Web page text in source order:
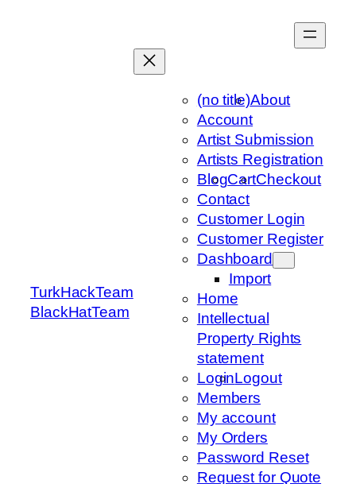
TurkHackTeam
BlackHatTeam
(no title)About
Account
Artist Submission
Artists Registration
BlogCartCheckout
Contact
Customer Login
Customer Register
Dashboard
Import
Home
Intellectual
Property Rights
statement
LoginLogout
Members
My account
My Orders
Password Reset
Request for Quote